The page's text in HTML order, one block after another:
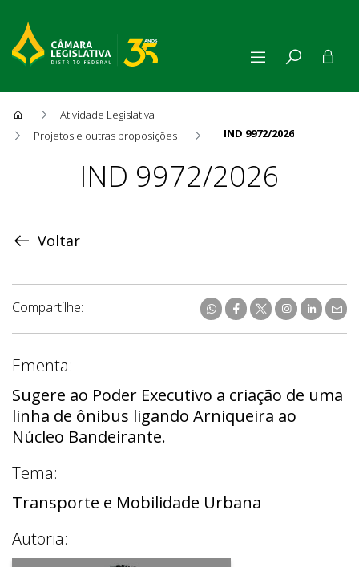
Atividade Legislativa
Projetos e outras proposições
IND 9972/2026
ProposiçãoIND 9972/2026
Voltar
Compartilhe:
Ementa:
Sugere ao Poder Executivo a criação de uma
linha de ônibus ligando Arniqueira ao
Núcleo Bandeirante.
Tema:
Transporte e Mobilidade Urbana
Autoria: